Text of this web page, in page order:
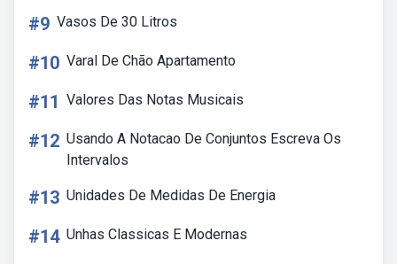
#9 Vasos De 30 Litros
#10 Varal De Chão Apartamento
#11 Valores Das Notas Musicais
#12 Usando A Notacao De Conjuntos Escreva Os
Intervalos
#13 Unidades De Medidas De Energia
#14 Unhas Classicas E Modernas